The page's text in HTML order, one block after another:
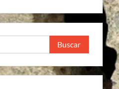
Buscar: